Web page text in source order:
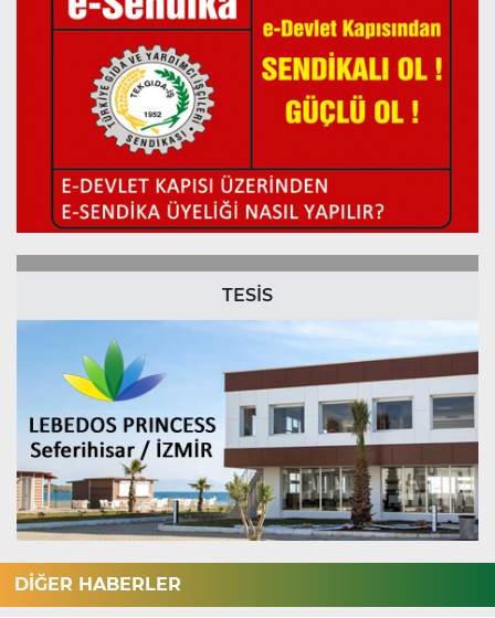
TESİS
DİĞER HABERLER